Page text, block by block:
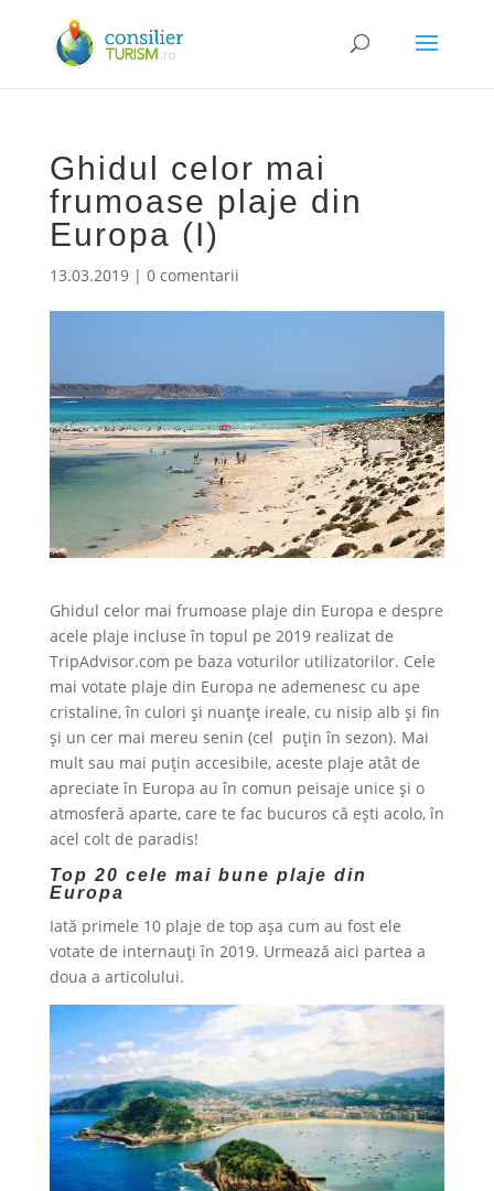
Ghidul celor mai
frumoase plaje din
Europa (I)
13.03.2019| 0 comentarii
Ghidul celor mai frumoase plaje din Europa e despre
acele plaje incluse în topul pe 2019 realizat de
TripAdvisor.com pe baza voturilor utilizatorilor. Cele
mai votate plaje din Europa ne ademenesc cu ape
cristaline, în culori și nuanțe ireale, cu nisip alb și fin
și un cer mai mereu senin (cel puțin în sezon). Mai
mult sau mai puțin accesibile, aceste plaje atât de
apreciate în Europa au în comun peisaje unice și o
atmosferă aparte, care te fac bucuros că ești acolo, în
acel colt de paradis!
Top 20 cele mai bune plaje din
Europa
Iată primele 10 plaje de top așa cum au fost ele
votate de internauți în 2019. Urmează aici partea a
doua a articolului.